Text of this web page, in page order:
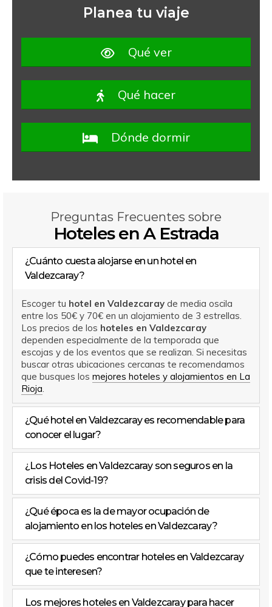
Planea tu viaje
Qué ver
Qué hacer
Dónde dormir
Preguntas Frecuentes sobre
Hoteles en A Estrada
¿Cuánto cuesta alojarse en un hotel en
Valdezcaray?
Escoger tu hotel en Valdezcarayde media oscila
entre los 50€ y 70€ en un alojamiento de 3 estrellas.
Los precios de los hoteles en Valdezcaray
dependen especialmente de la temporada que
escojas y de los eventos que se realizan. Si necesitas
buscar otras ubicaciones cercanas te recomendamos
que busques los mejores hoteles y alojamientos en La
Rioja
¿Qué hotel en Valdezcaray es recomendable para
conocer el lugar?
¿Los Hoteles en Valdezcaray son seguros en la
crisis del Covid-19?
¿Qué época es la de mayor ocupación de
alojamiento en los hoteles en Valdezcaray?
¿Cómo puedes encontrar hoteles en Valdezcaray
que te interesen?
Los mejores hoteles en Valdezcaray para hacer